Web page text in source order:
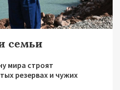
семьи
мира строят
резервах и чужих